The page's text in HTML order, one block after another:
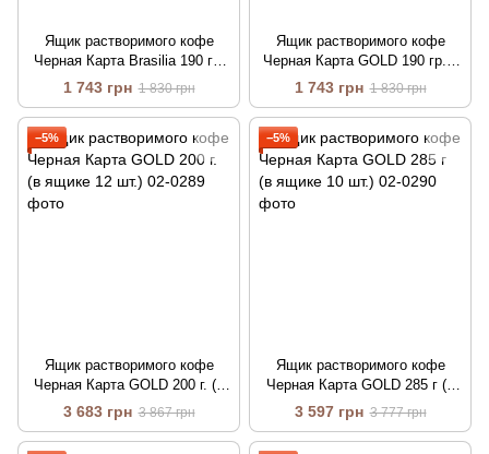
Ящик растворимого кофе
Черная Карта Brasilia 190 г в
стеклянной банке (в ящике 6
шт.)
1 743 грн 1 830 грн
Ящик растворимого кофе
Черная Карта GOLD 190 гр. в
стеклянной банке (в ящике 6
шт.)
1 743 грн 1 830 грн
−5%
Ящик растворимого кофе
Черная Карта GOLD 200 г. (в
ящике 12 шт.)
3 683 грн 3 867 грн
−5%
Ящик растворимого кофе
Черная Карта GOLD 285 г (в
ящике 10 шт.)
3 597 грн 3 777 грн